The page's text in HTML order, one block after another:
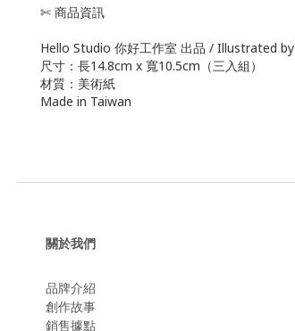
✄ 商品資訊
Hello Studio 你好工作室 出品 / Illustrated
尺寸：長14.8cm x 寬10.5cm（三入組）
材質：美術紙
Made in Taiwan
關於我們
品牌介紹
創作故事
​銷售據點